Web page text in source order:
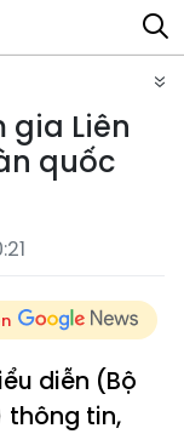
gia Liên
quốc
diễn (Bộ
thông tin,